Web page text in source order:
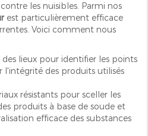
les nuisibles. Parmi nos
est particulièrement efficace
Voici comment nous
lieux pour identifier les points
l'intégrité des produits utilisés
résistants pour sceller les
produits à base de soude et
efficace des substances